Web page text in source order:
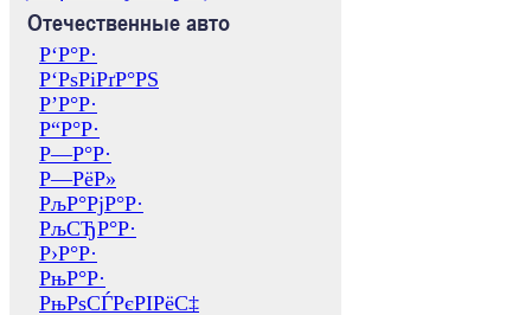
Отечественные авто
Р‘Р°Р·
Р‘РѕРіРґР°РЅ
Р’Р°Р·
Р“Р°Р·
Р—Р°Р·
Р—РёР»
РљР°РјР°Р·
РљСЂР°Р·
Р›Р°Р·
РњР°Р·
РњРѕСЃРєРІРёС‡